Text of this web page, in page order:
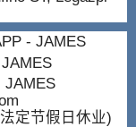
- JAMES
定节假日休业)